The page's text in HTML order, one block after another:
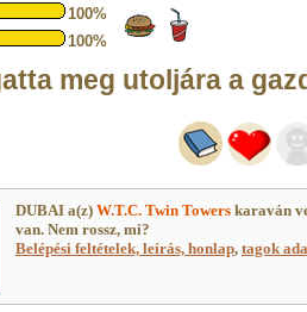
100%
100%
meg utoljára a
DUBAI a(z) W.T.C. Twin Towers karaván
van. Nem rossz, mi?
Belépési feltételek, leírás, honlap, tagok